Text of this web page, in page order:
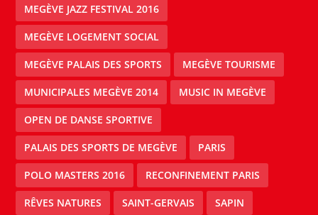
MEGÈVE JAZZ FESTIVAL 2016
MEGÈVE LOGEMENT SOCIAL
MEGÈVE PALAIS DES SPORTS MEGÈVE TOURISME
MUNICIPALES MEGÈVE 2014 MUSIC IN MEGÈVE
OPEN DE DANSE SPORTIVE
PALAIS DES SPORTS DE MEGÈVE PARIS
POLO MASTERS 2016 RECONFINEMENT PARIS
RÊVES NATURES SAINT-GERVAIS SAPIN